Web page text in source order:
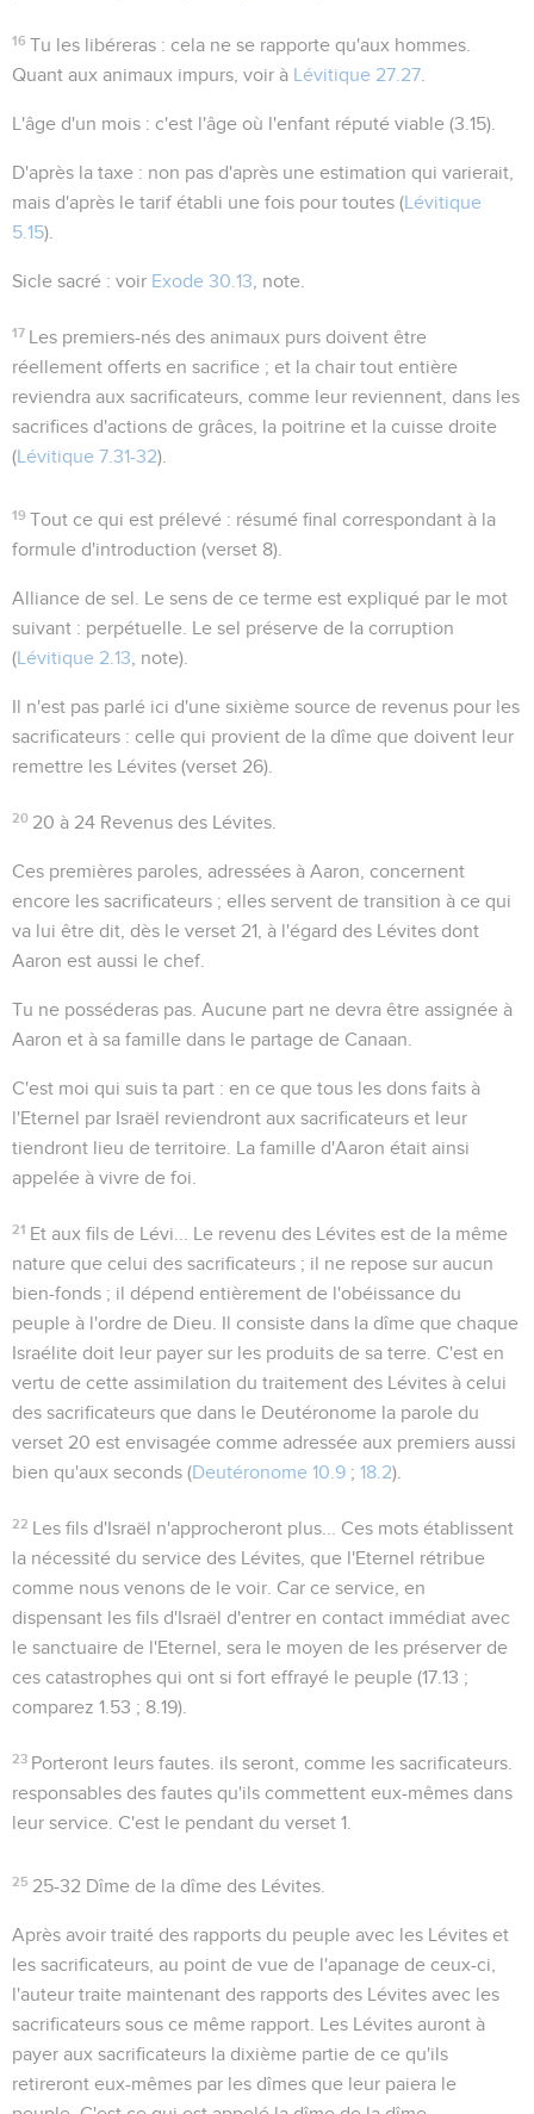
16 Tu les libéreras : cela ne se rapporte qu'aux hommes.
Quant aux animaux impurs, voir à Lévitique 27.27
L'âge d'un mois : c'est l'âge où l'enfant réputé viable (3.15).
D'après la taxe : non pas d'après une estimation qui varierait,
mais d'après le tarif établi une fois pour toutes (Lévitique
5.15).
Sicle sacré : voir Exode 30.13 , note.
17 Les premiers-nés des animaux purs doivent être
réellement offerts en sacrifice ; et la chair tout entière
reviendra aux sacrificateurs, comme leur reviennent, dans les
sacrifices d'actions de grâces, la poitrine et la cuisse droite
(Lévitique 7.31-32).
19 Tout ce qui est prélevé : résumé final correspondant à la
formule d'introduction (verset 8).
Alliance de sel . Le sens de ce terme est expliqué par le mot
suivant : perpétuelle . Le sel préserve de la corruption
(Lévitique 2.13 , note).
Il n'est pas parlé ici d'une sixième source de revenus pour les
sacrificateurs : celle qui provient de la dîme que doivent leur
remettre les Lévites (verset 26).
20 20 à 24 Revenus des Lévites.
Ces premières paroles, adressées à Aaron, concernent
encore les sacrificateurs ; elles servent de transition à ce qui
va lui être dit, dès le verset 21, à l'égard des Lévites dont
Aaron est aussi le chef.
Tu ne posséderas pas . Aucune part ne devra être assignée à
Aaron et à sa famille dans le partage de Canaan.
C'est moi qui suis ta part : en ce que tous les dons faits à
l'Eternel par Israël reviendront aux sacrificateurs et leur
tiendront lieu de territoire. La famille d'Aaron était ainsi
appelée à vivre de foi.
21 Et aux fils de Lévi...
Le revenu des Lévites est de la même
nature que celui des sacrificateurs ; il ne repose sur aucun
bien-fonds ; il dépend entièrement de l'obéissance du
peuple à l'ordre de Dieu. Il consiste dans la dîme que chaque
Israélite doit leur payer sur les produits de sa terre. C'est en
vertu de cette assimilation du traitement des Lévites à celui
des sacrificateurs que dans le Deutéronome la parole du
verset 20 est envisagée comme adressée aux premiers aussi
bien qu'aux seconds (Deutéronome 10.9 ; 18.2).
22 Les fils d'Israël n'approcheront plus...
Ces mots établissent
la nécessité du service des Lévites, que l'Eternel rétribue
comme nous venons de le voir. Car ce service, en
dispensant les fils d'Israël d'entrer en contact immédiat avec
le sanctuaire de l'Eternel, sera le moyen de les préserver de
ces catastrophes qui ont si fort effrayé le peuple (17.13 ;
comparez 1.53 ; 8.19).
23 Porteront leurs fautes . ils seront, comme les sacrificateurs.
responsables des fautes qu'ils commettent eux-mêmes dans
leur service. C'est le pendant du verset 1.
25 25-32 Dîme de la dîme des Lévites.
Après avoir traité des rapports du peuple avec les Lévites et
les sacrificateurs, au point de vue de l'apanage de ceux-ci,
l'auteur traite maintenant des rapports des Lévites avec les
sacrificateurs sous ce même rapport. Les Lévites auront à
payer aux sacrificateurs la dixième partie de ce qu'ils
retireront eux-mêmes par les dîmes que leur paiera le